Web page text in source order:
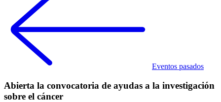
Eventos pasados
Abierta la convocatoria de ayudas a la investigación
sobre el cáncer